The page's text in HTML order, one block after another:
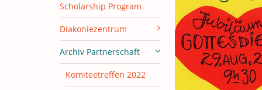
Scholarship Program
Diakoniezentrum
Archiv Partnerschaft
Komiteetreffen 2022